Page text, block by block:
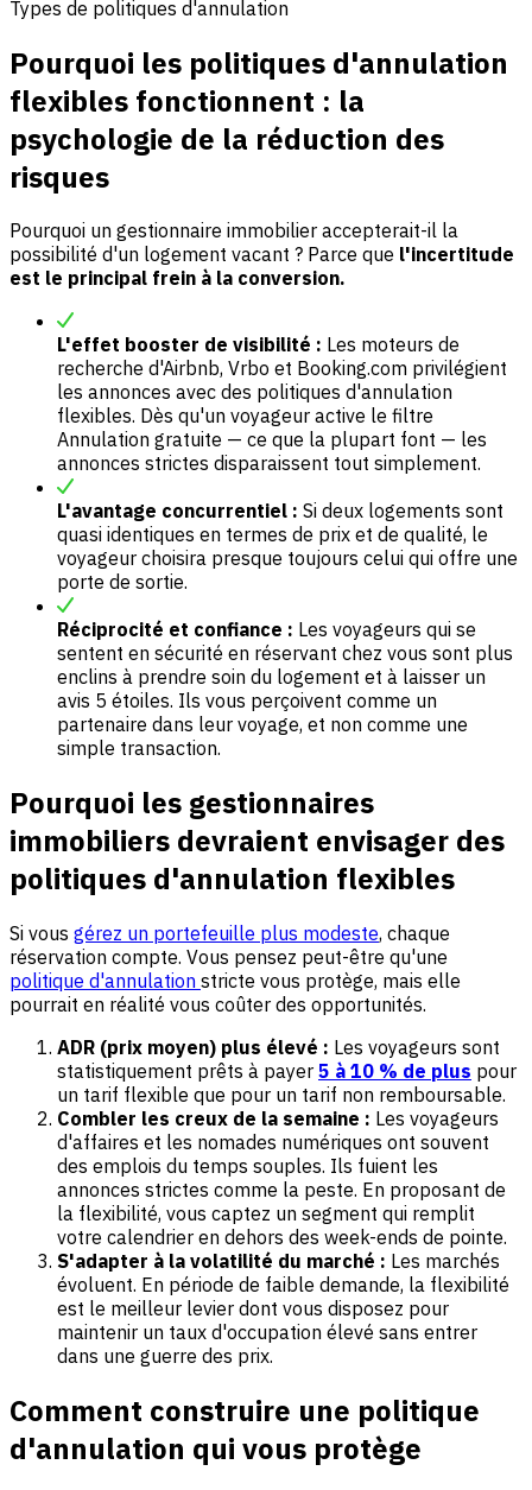
Types de politiques d'annulation
Pourquoi les politiques d'annulation
flexibles fonctionnent : la
psychologie de la réduction des
risques
Pourquoi un gestionnaire immobilier accepterait-il la
possibilité d'un logement vacant ? Parce que l'incertitude
est le principal frein à la conversion.
L'effet booster de visibilité : Les moteurs de
recherche d'Airbnb, Vrbo et Booking.com privilégient
les annonces avec des politiques d'annulation
flexibles. Dès qu'un voyageur active le filtre
Annulation gratuite — ce que la plupart font — les
annonces strictes disparaissent tout simplement.
L'avantage concurrentiel : Si deux logements sont
quasi identiques en termes de prix et de qualité, le
voyageur choisira presque toujours celui qui offre une
porte de sortie.
Réciprocité et confiance : Les voyageurs qui se
sentent en sécurité en réservant chez vous sont plus
enclins à prendre soin du logement et à laisser un
avis 5 étoiles. Ils vous perçoivent comme un
partenaire dans leur voyage, et non comme une
simple transaction.
Pourquoi les gestionnaires
immobiliers devraient envisager des
politiques d'annulation flexibles
Si vous gérez un portefeuille plus modeste, chaque
réservation compte. Vous pensez peut-être qu'une
politique d'annulation stricte vous protège, mais elle
pourrait en réalité vous coûter des opportunités.
ADR (prix moyen) plus élevé : Les voyageurs sont
statistiquement prêts à payer 5 à 10 % de plus pour
un tarif flexible que pour un tarif non remboursable.
Combler les creux de la semaine : Les voyageurs
d'affaires et les nomades numériques ont souvent
des emplois du temps souples. Ils fuient les
annonces strictes comme la peste. En proposant de
la flexibilité, vous captez un segment qui remplit
votre calendrier en dehors des week-ends de pointe.
S'adapter à la volatilité du marché : Les marchés
évoluent. En période de faible demande, la flexibilité
est le meilleur levier dont vous disposez pour
maintenir un taux d'occupation élevé sans entrer
dans une guerre des prix.
Comment construire une politique
d'annulation qui vous protège